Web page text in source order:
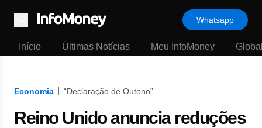
Menu
Whatsapp
Início Últimas Notícias Meu InfoMoney
Economia “Declaração de Outono”
Reino Unido anuncia reduções